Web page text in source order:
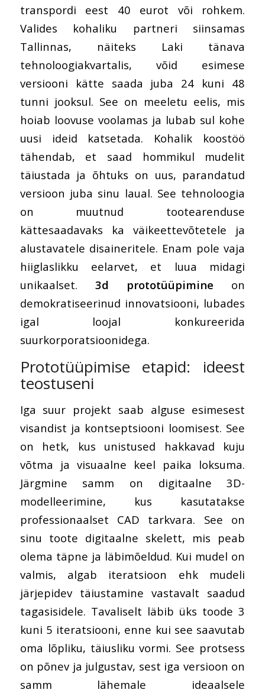
transpordi eest 40 eurot või rohkem.
Valides kohaliku partneri siinsamas
Tallinnas, näiteks Laki tänava
tehnoloogiakvartalis, võid esimese
versiooni kätte saada juba 24 kuni 48
tunni jooksul. See on meeletu eelis, mis
hoiab loovuse voolamas ja lubab sul kohe
uusi ideid katsetada. Kohalik koostöö
tähendab, et saad hommikul mudelit
täiustada ja õhtuks on uus, parandatud
versioon juba sinu laual. See tehnoloogia
on muutnud tootearenduse
kättesaadavaks ka väikeettevõtetele ja
alustavatele disaineritele. Enam pole vaja
hiiglaslikku eelarvet, et luua midagi
unikaalset. 3d prototüüpimine on
demokratiseerinud innovatsiooni, lubades
igal loojal konkureerida
suurkorporatsioonidega.
Prototüüpimise etapid: ideest
teostuseni
Iga suur projekt saab alguse esimesest
visandist ja kontseptsiooni loomisest. See
on hetk, kus unistused hakkavad kuju
võtma ja visuaalne keel paika loksuma.
Järgmine samm on digitaalne 3D-
modelleerimine, kus kasutatakse
professionaalset CAD tarkvara. See on
sinu toote digitaalne skelett, mis peab
olema täpne ja läbimõeldud. Kui mudel on
valmis, algab iteratsioon ehk mudeli
järjepidev täiustamine vastavalt saadud
tagasisidele. Tavaliselt läbib üks toode 3
kuni 5 iteratsiooni, enne kui see saavutab
oma lõpliku, täiusliku vormi. See protsess
on põnev ja julgustav, sest iga versioon on
samm lähemale ideaalsele